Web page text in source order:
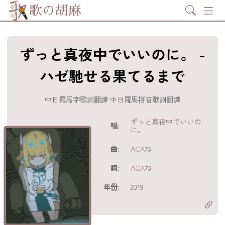
歌の胡麻 Search
ずっと真夜中でいいのに。 -
ハゼ馳せる果てるまで
中日羅馬字歌詞翻譯 中日羅馬拼音歌詞翻譯
唱: ずっと真夜中でいいの
に。
曲:
ACAね
詞:
ACAね
年份:
2019
分享至
享至 X
分享至